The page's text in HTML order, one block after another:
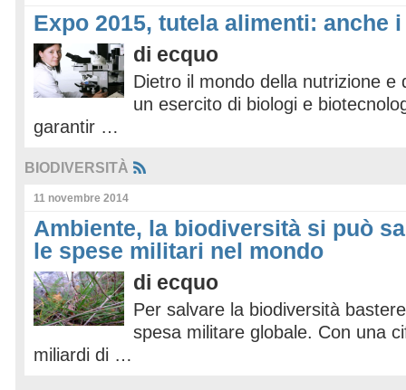
Expo 2015, tutela alimenti: anche
di ecquo
Dietro il mondo della nutrizione e
un esercito di biologi e
garantir …
BIODIVERSITÀ
11 novembre 2014
Ambiente, la biodiversità si può
le spese militari nel mondo
di ecquo
Per salvare la biodiversità
spesa militare globale. Con una
miliardi di …